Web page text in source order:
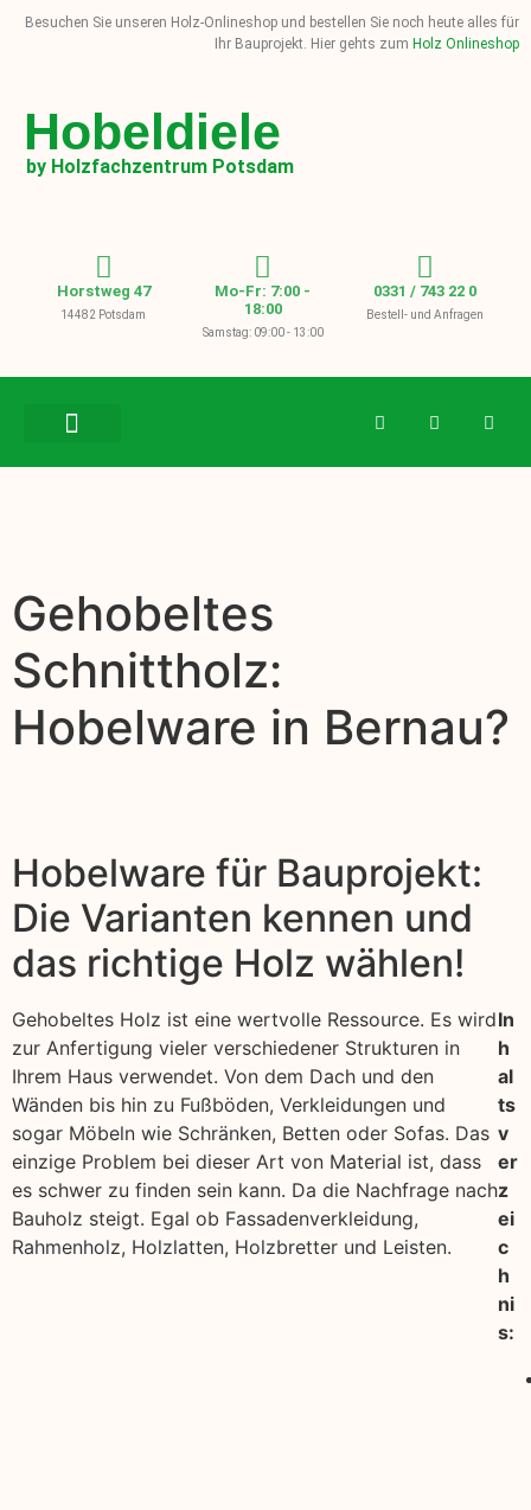
Besuchen Sie unseren Holz-Onlineshop und bestellen Sie noch heute alles für
Ihr Bauprojekt. Hier gehts zum Holz Onlineshop
Hobeldiele
by Holzfachzentrum Potsdam
Horstweg 47
14482 Potsdam
Mo-Fr: 7:00 -
18:00
Samstag: 09:00 - 13:00
0331 / 743 22 0
Bestell- und Anfragen
Gehobeltes
Schnittholz:
Hobelware in Bernau?
Hobelware für Bauprojekt:
Die Varianten kennen und
das richtige Holz wählen!
Gehobeltes Holz ist eine wertvolle Ressource. Es wird
zur Anfertigung vieler verschiedener Strukturen in
Ihrem Haus verwendet. Von dem Dach und den
Wänden bis hin zu Fußböden, Verkleidungen und
sogar Möbeln wie Schränken, Betten oder Sofas. Das
einzige Problem bei dieser Art von Material ist, dass
es schwer zu finden sein kann. Da die Nachfrage nach
Bauholz steigt. Egal ob Fassadenverkleidung,
Rahmenholz, Holzlatten, Holzbretter und Leisten.
In
h
al
ts
v
er
z
ei
c
h
ni
s: